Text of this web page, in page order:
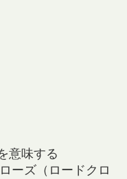
意味する
ーズ（ロードクロ